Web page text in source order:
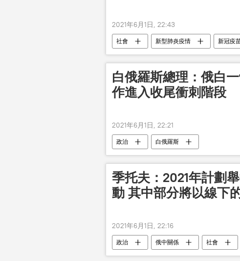
2021年6月1日, 22:43
社會 新型肺炎疫情 新冠疫
白俄羅斯總理：俄白
作進入收尾衝刺階段
2021年6月1日, 22:21
政治 白俄羅斯
季托夫：2021年計劃
動 其中部分將以線下
2021年6月1日, 22:16
政治 俄中關係 社會